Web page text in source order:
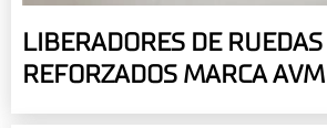
LIBERADORES DE RUEDAS
REFORZADOS MARCA